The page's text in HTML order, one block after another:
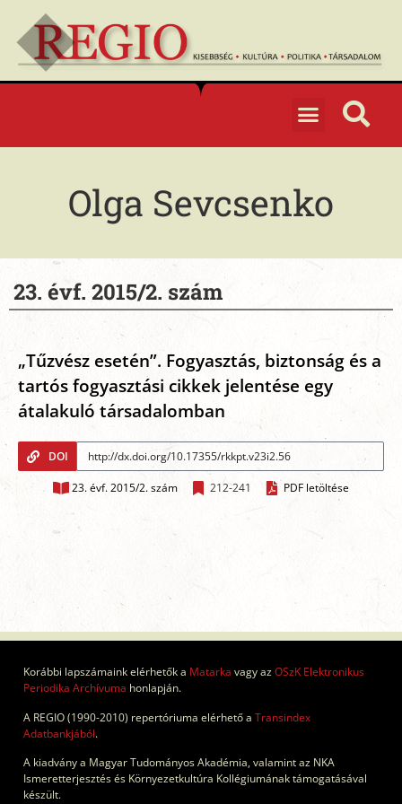
Olga Sevcsenko
23. évf. 2015/2. szám
„Tűzvész esetén”. Fogyasztás, biztonság és a
tartós fogyasztási cikkek jelentése egy
átalakuló társadalomban
DOI
23. évf. 2015/2. szám 212-241 PDF letöltése
Korábbi lapszámaink elérhetők a Matarka vagy azOSzK Elektronikus
Periodika Archívuma honlapján.
A REGIO (1990-2010) repertóriuma elérhető a Transindex
Adatbankjából.
A kiadvány a Magyar Tudományos Akadémia, valamint az NKA
Ismeretterjesztés és Környezetkultúra Kollégiumának támogatásával
készült.